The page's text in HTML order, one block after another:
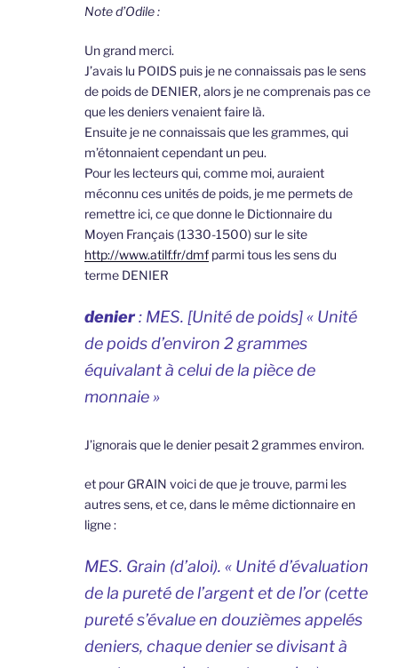
Note d’Odile :
Un grand merci.
J’avais lu POIDS puis je ne connaissais pas le sens
de poids de DENIER, alors je ne comprenais pas ce
que les deniers venaient faire là.
Ensuite je ne connaissais que les grammes, qui
m’étonnaient cependant un peu.
Pour les lecteurs qui, comme moi, auraient
méconnu ces unités de poids, je me permets de
remettre ici, ce que donne le Dictionnaire du
Moyen Français (1330-1500) sur le site
http://www.atilf.fr/dmf parmi tous les sens du
terme DENIER
denier: MES. [Unité de poids] « Unité
de poids d’environ 2 grammes
équivalant à celui de la pièce de
monnaie »
J’ignorais que le denier pesait 2 grammes environ.
et pour GRAIN voici de que je trouve, parmi les
autres sens, et ce, dans le même dictionnaire en
ligne :
MES. Grain (d’aloi). « Unité d’évaluation
de la pureté de l’argent et de l’or (cette
pureté s’évalue en douzièmes appelés
deniers, chaque denier se divisant à